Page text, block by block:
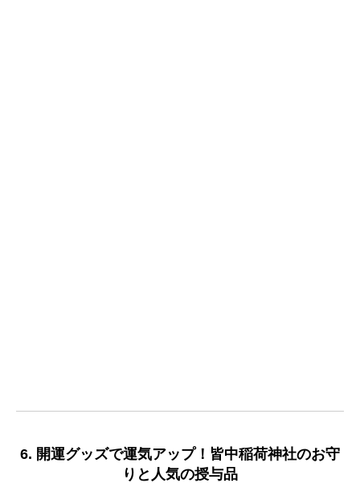
6. 開運グッズで運気アップ！皆中稲荷神社のお守
りと人気の授与品